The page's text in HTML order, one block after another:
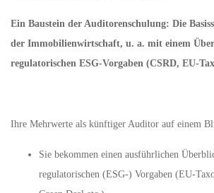
Ein Baustein der Auditorenschulung: Die
der Immobilienwirtschaft, u. a. mit einem
regulatorischen ESG-Vorgaben (CSRD, EU-
Ihre Mehrwerte als künftiger Auditor auf einem
Sie bekommen einen ausführlichen
regulatorischen (ESG-) Vorgaben (EU-